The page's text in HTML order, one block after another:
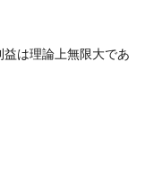
は理論上無限大であ